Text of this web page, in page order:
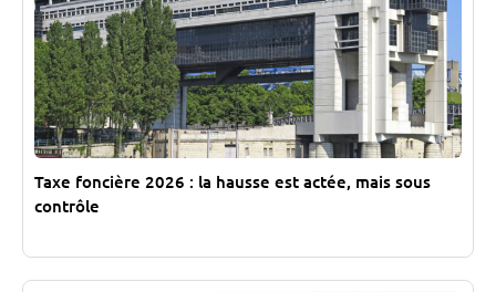
Taxe foncière 2026 : la hausse est actée, mais sous
contrôle